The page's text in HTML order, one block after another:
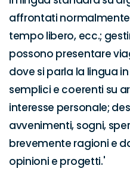
affrontati normalmente
tempo libero, ecc.;
possono presentare
dove si parla la lingua
semplici e coerenti su
interesse personale;
avvenimenti, sogni,
brevemente ragioni e
opinioni e progetti.'